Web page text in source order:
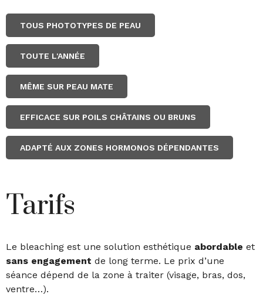
TOUS PHOTOTYPES DE PEAU
TOUTE L'ANNÉE
MÊME SUR PEAU MATE
EFFICACE SUR POILS CHÂTAINS OU BRUNS
ADAPTÉ AUX ZONES HORMONOS DÉPENDANTES
Tarifs
Le bleaching est une solution esthétique abordable et
sans engagement de long terme. Le prix d’une
séance dépend de la zone à traiter (visage, bras, dos,
ventre…).